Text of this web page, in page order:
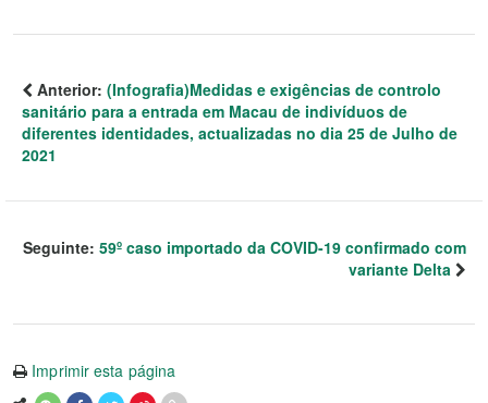
Anterior: (Infografia)Medidas e exigências de controlo
sanitário para a entrada em Macau de indivíduos de
diferentes identidades, actualizadas no dia 25 de Julho de
2021
Seguinte: 59º caso importado da COVID-19 confirmado com
variante Delta
Imprimir esta página